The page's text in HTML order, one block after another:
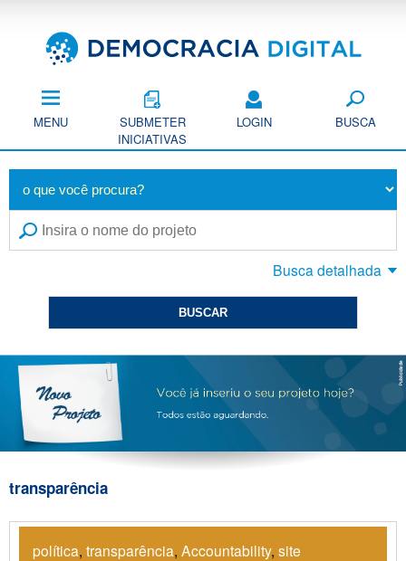
principal
MENU
SUBMETER
INICIATIVAS
LOGIN BUSCA
E
b
i
Busca detalhada
transparência
política, transparência, Accountability, site